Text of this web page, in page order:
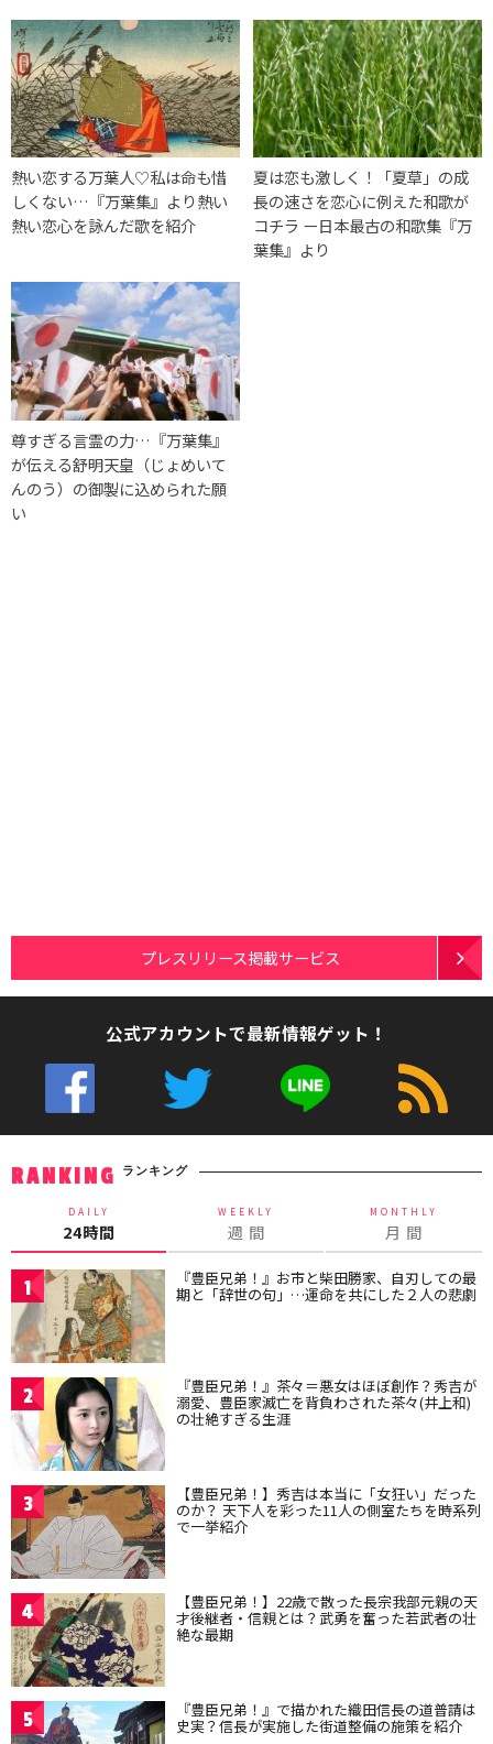
熱い恋する万葉人♡私は命も惜
しくない…『万葉集』より熱い
熱い恋心を詠んだ歌を紹介
夏は恋も激しく！「夏草」の成
長の速さを恋心に例えた和歌が
コチラ ー日本最古の和歌集『万
葉集』より
尊すぎる言霊の力…『万葉集』
が伝える舒明天皇（じょめいて
んのう）の御製に込められた願
い
プレスリリース掲載サービス
公式アカウントで最新情報ゲット！
RANKING ランキング
DAILY
24時間
WEEKLY
週 間
MONTHLY
月 間
1 『豊臣兄弟！』お市と柴田勝家、自刃しての最
期と「辞世の句」…運命を共にした２人の悲劇
2 『豊臣兄弟！』茶々＝悪女はほぼ創作？秀吉が
溺愛、豊臣家滅亡を背負わされた茶々(井上和)
の壮絶すぎる生涯
3 【豊臣兄弟！】秀吉は本当に「女狂い」だった
のか？ 天下人を彩った11人の側室たちを時系列
で一挙紹介
4 【豊臣兄弟！】22歳で散った長宗我部元親の天
才後継者・信親とは？武勇を奮った若武者の壮
絶な最期
5 『豊臣兄弟！』で描かれた織田信長の道普請は
史実？信長が実施した街道整備の施策を紹介